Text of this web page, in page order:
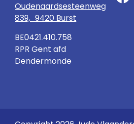
Oudenaardsesteenweg
839, 9420 Burst
BE0421.410.758
RPR Gent afd
Dendermonde